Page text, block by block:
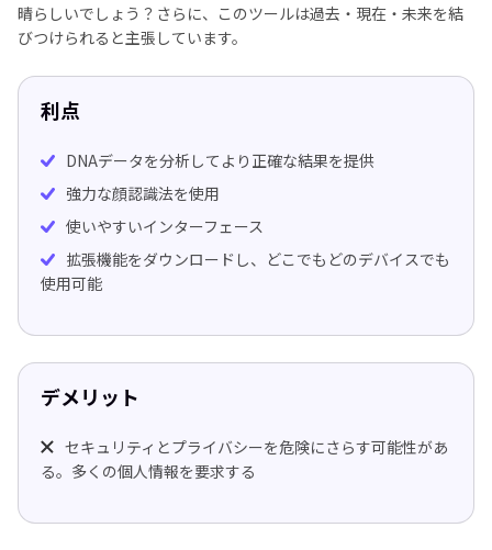
晴らしいでしょう？さらに、このツールは過去・現在・未来を結
びつけられると主張しています。
利点
DNAデータを分析してより正確な結果を提供
強力な顔認識法を使用
使いやすいインターフェース
拡張機能をダウンロードし、どこでもどのデバイスでも
使用可能
デメリット
セキュリティとプライバシーを危険にさらす可能性があ
る。多くの個人情報を要求する